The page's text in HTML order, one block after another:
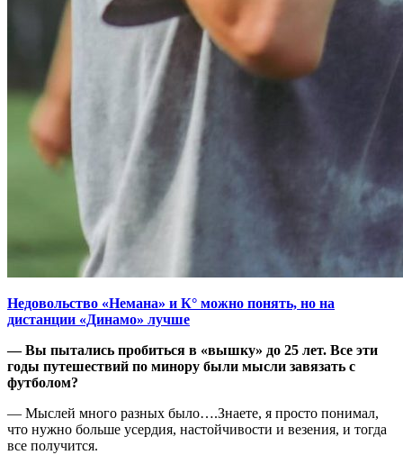
Недовольство «Немана» и К° можно понять, но на
дистанции «Динамо» лучше
—Вы пытались пробиться в «вышку» до 25 лет. Все эти
годы путешествий по минору были мысли завязать с
футболом?
— Мыслей много разных было….Знаете, я просто понимал,
что нужно больше усердия, настойчивости и везения, и тогда
все получится.